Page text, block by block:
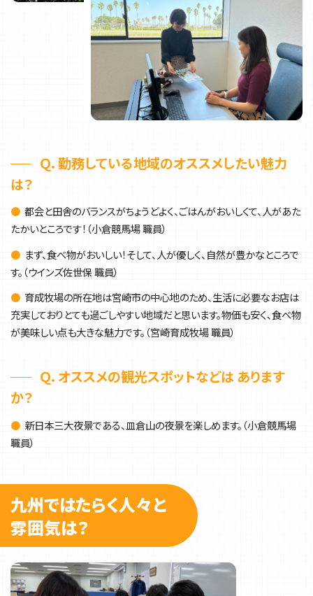
Ｑ．勤務している地域のオススメしたい魅力
は？
● 都会と田舎のバランスがちょうどよく、ごはんがおいしくて、人があた
たかいところです！（小倉競馬場 職員）
● まず、食べ物がおいしい！そして、人が優しく、自然が豊かなところで
す。（ウインズ佐世保 職員）
● 育成牧場の所在地は宮崎市の中心地のため、生活に必要なお店は
充実しておりとても過ごしやすい地域だと思います。物価も安く、食べ物
が美味しい点も大きな魅力です。（宮崎育成牧場 職員）
Ｑ．オススメの観光スポットなどは あります
か？
● 新日本三大夜景である、皿倉山の夜景を楽しめます。（小倉競馬場
職員）
九州ではたらく人々と
雰囲気は？